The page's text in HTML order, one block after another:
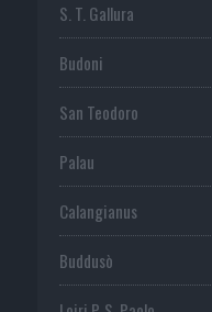
S. T. Gallura
Budoni
San Teodoro
Palau
Calangianus
Buddusò